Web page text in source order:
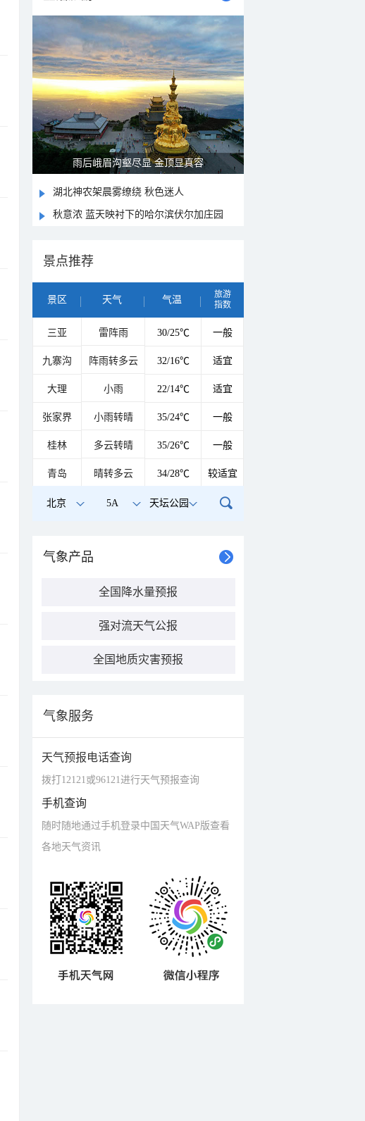
雨后峨眉沟壑尽显 金顶显真容
湖北神农架晨雾缭绕 秋色迷人
秋意浓 蓝天映衬下的哈尔滨伏尔加庄园
景点推荐
景区 天气 气温
旅游
指数
三亚 雷阵雨 30/25℃ 一般
九寨沟 阵雨转多云 32/16℃ 适宜
大理 小雨 22/14℃ 适宜
张家界 小雨转晴 35/24℃ 一般
桂林 多云转晴 35/26℃ 一般
青岛 晴转多云 34/28℃ 较适宜
北京 5A 天坛公园
气象产品
全国降水量预报
强对流天气公报
全国地质灾害预报
气象服务
天气预报电话查询
拨打12121或96121进行天气预报查询
手机查询
随时随地通过手机登录中国天气WAP版查看
各地天气资讯